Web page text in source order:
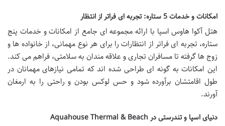
امکانات و خدمات 5 ستاره: تجربه ای فراتر از انتظار
هتل آکوا هاوس اسپا با ارائه مجموعه ای جامع از امکانات و خدمات پنج
ستاره، تجربه ای فراتر از انتظارات را برای هر نوع مهمانی، از خانواده ها و
زوج ها گرفته تا مسافران تجاری و علاقه مندان به سلامتی، فراهم می کند.
این امکانات به گونه ای طراحی شده اند که تمامی نیازهای مهمانان در
طول اقامتشان برآورده شود و حس لوکس بودن و راحتی را به ارمغان
آورند.
دنیای اسپا و تندرستی در Aquahouse Thermal & Beach